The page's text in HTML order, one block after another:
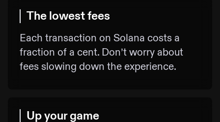
The lowest fees
Each transaction on Solana costs a
fraction of a cent. Don’t worry about
fees slowing down the experience.
Up your game